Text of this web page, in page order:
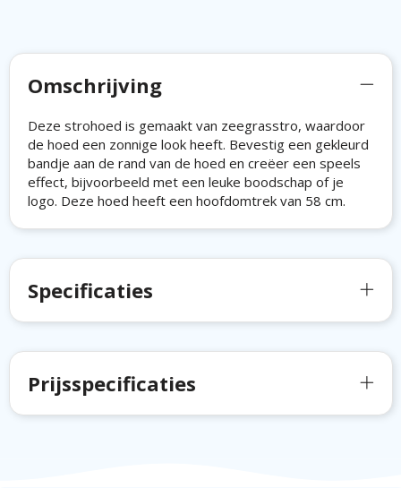
Omschrijving
Deze strohoed is gemaakt van zeegrasstro, waardoor
de hoed een zonnige look heeft. Bevestig een gekleurd
bandje aan de rand van de hoed en creëer een speels
effect, bijvoorbeeld met een leuke boodschap of je
logo. Deze hoed heeft een hoofdomtrek van 58 cm.
Specificaties
Prijsspecificaties